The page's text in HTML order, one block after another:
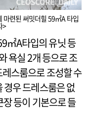
마련된 써밋더힐 59㎡A 타입
>
㎡A타입의 유닛 등
욕실 2개 등으로 조
스룸으로 조성할 수
경우 드레스룸은 없
등이 기본으로 들